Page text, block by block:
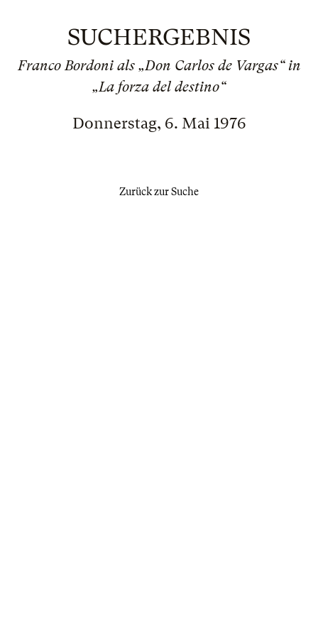
SUCHERGEBNIS
Franco Bordoni als „Don Carlos de Vargas“ in
„La forza del destino“
Donnerstag, 6. Mai 1976
Zurück zur Suche